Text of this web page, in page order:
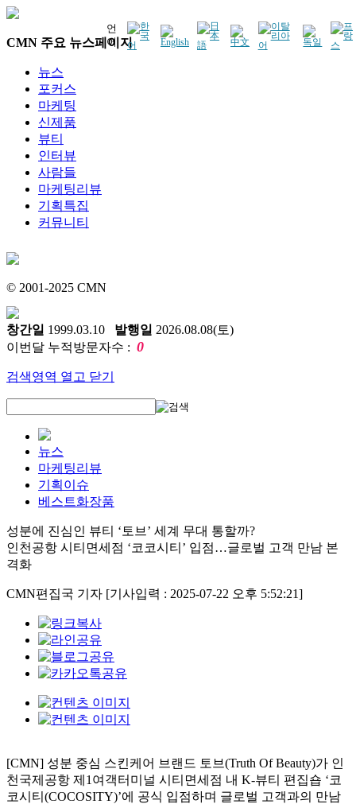
언
어
CMN 주요 뉴스페이지
뉴스
포커스
마케팅
신제품
뷰티
인터뷰
사람들
마케팅리뷰
기획특집
커뮤니티
© 2001-2025 CMN
창간일 1999.03.10 발행일 2026.08.08(토)
이번달 누적방문자수 : 0
검색영역 열고 닫기
뉴스
마케팅리뷰
기획이슈
베스트화장품
성분에 진심인 뷰티 ‘토브’ 세계 무대 통할까?
인천공항 시티면세점 ‘코코시티’ 입점…글로벌 고객 만남 본
격화
CMN편집국 기자 [기사입력 : 2025-07-22 오후 5:52:21]
[CMN] 성분 중심 스킨케어 브랜드 토브(Truth Of Beauty)가 인
천국제공항 제1여객터미널 시티면세점 내 K-뷰티 편집숍 ‘코
코시티(COCOSITY)’에 공식 입점하며 글로벌 고객과의 만남